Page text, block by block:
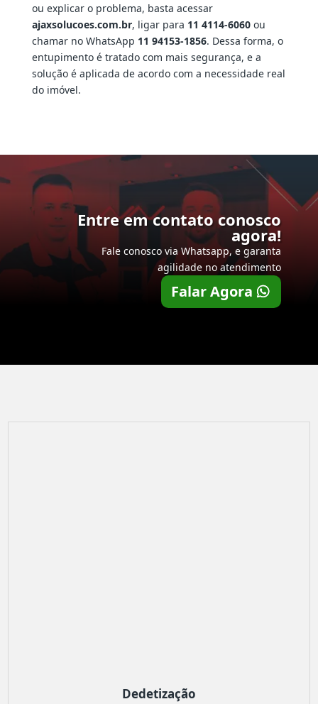
ou explicar o problema, basta acessar
ajaxsolucoes.com.br, ligar para 11 4114-6060ou
chamar no WhatsApp 11 94153-1856. Dessa forma, o
entupimento é tratado com mais segurança, e a
solução é aplicada de acordo com a necessidade real
do imóvel.
Entre em contato conosco
agora!
Fale conosco via Whatsapp, e garanta
agilidade no atendimento
Falar Agora
Dedetização